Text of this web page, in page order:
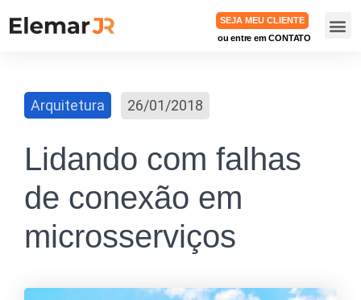
SEJA MEU CLIENTE
ou entre em CONTATO
Arquitetura 26/01/2018
Lidando com falhas
de conexão em
microsserviços